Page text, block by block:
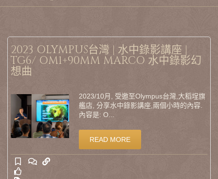
2023 OLYMPUS台灣 | 水中錄影講座 |
TG6/ OM1+90MM MARCO 水中錄影幻
想曲
2023/10月, 受邀至Olympus台灣,大稻埕旗
艦店, 分享水中錄影講座,兩個小時的內容.
內容是: O...
READ MORE